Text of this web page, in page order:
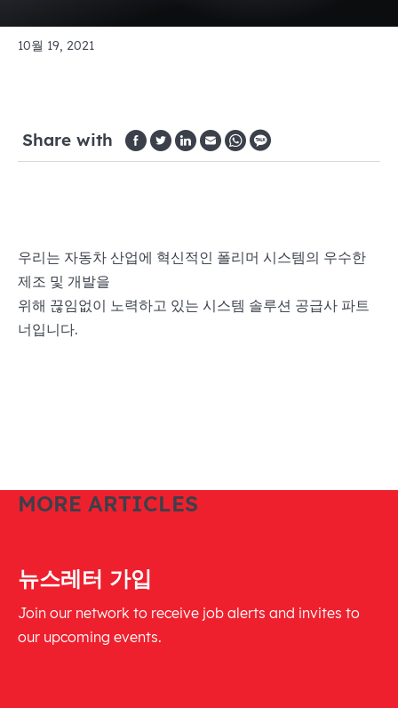
10월 19, 2021
Share with
우리는 자동차 산업에 혁신적인 폴리머 시스템의 우수한
제조 및 개발을
위해 끊임없이 노력하고 있는 시스템 솔루션 공급사 파트
너입니다.
MORE ARTICLES
뉴스레터 가입
Join our network to receive job alerts and invites to
our upcoming events.